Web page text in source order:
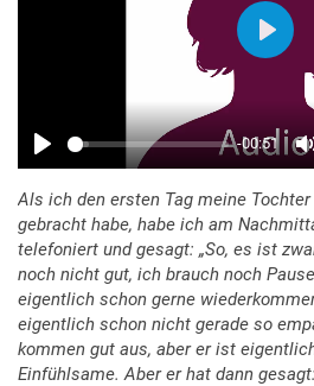
Als ich den ersten Tag meine
gebracht habe, habe ich am
telefoniert und gesagt: „So, es ist
noch nicht gut, ich brauch noch
eigentlich schon gerne
eigentlich schon nicht gerade so
kommen gut aus, aber er ist
Einfühlsame. Aber er hat dann